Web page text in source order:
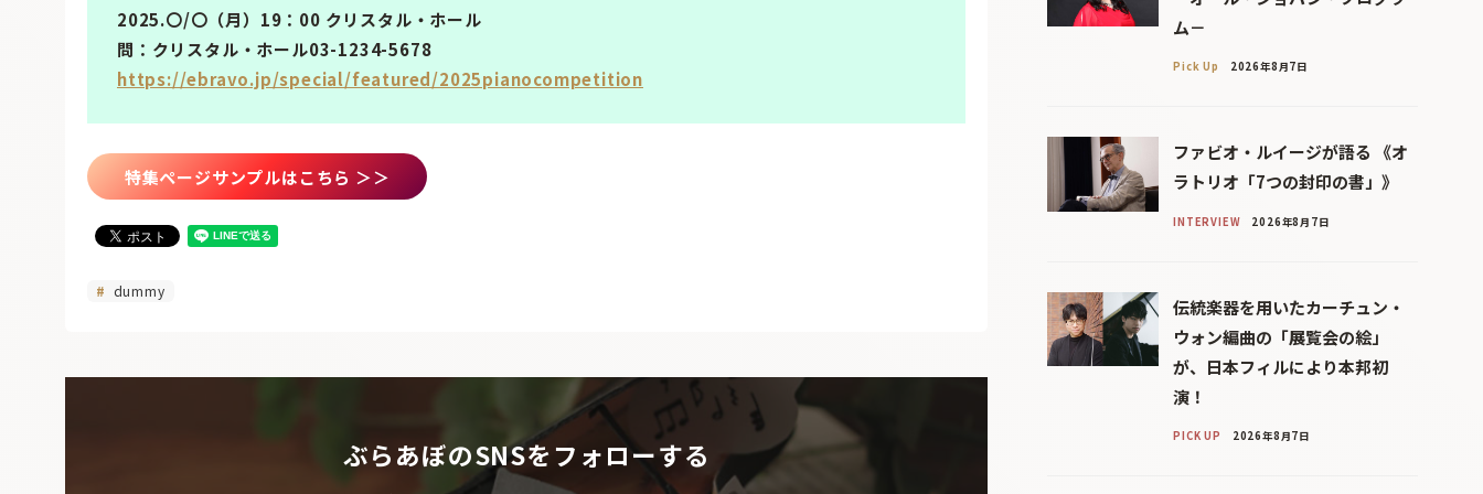
2025.〇/〇（月）19：00 クリスタル・ホール
問：クリスタル・ホール03-1234-5678
https://ebravo.jp/special/featured/2025pianocompetition
特集ページサンプルはこちら ＞＞
dummy
ぶらあぼのSNSをフォローする
ム－
Pick Up 2026年8月7日
ファビオ・ルイージが語る 《オ
ラトリオ「7つの封印の書」》
INTERVIEW 2026年8月7日
伝統楽器を用いたカーチュン・
ウォン編曲の「展覧会の絵」
が、日本フィルにより本邦初
演！
PICK UP 2026年8月7日